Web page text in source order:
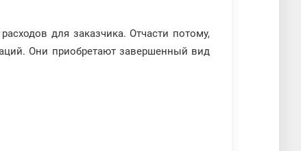
для заказчика. Отчасти потому,
Они приобретают завершенный вид